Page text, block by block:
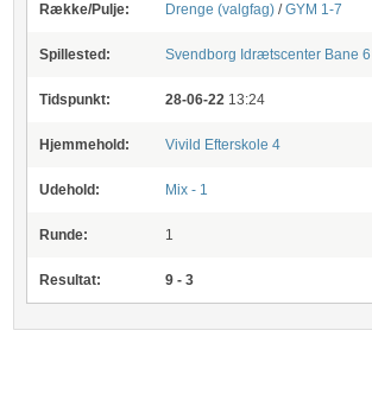
Række/Pulje: Drenge (valgfag)/GYM 1-7
Spillested: Svendborg Idrætscenter Bane 6
Tidspunkt: 28-06-22 13:24
Hjemmehold: Vivild Efterskole 4
Udehold: Mix - 1
Runde: 1
Resultat: 9 - 3